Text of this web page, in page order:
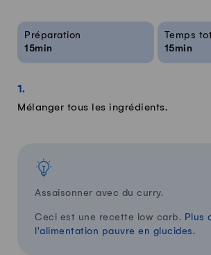
Infos sur la recette
Préparation
15min
Temps
15min
Mélanger tous les ingrédients.
Assaisonner avec du curry.
Ceci est une recette low carb. Plus
l'alimentation pauvre en glucides.